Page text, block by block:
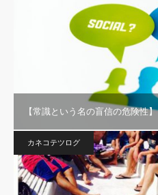
【常識という名の盲信の危険性】
カネコテツログ